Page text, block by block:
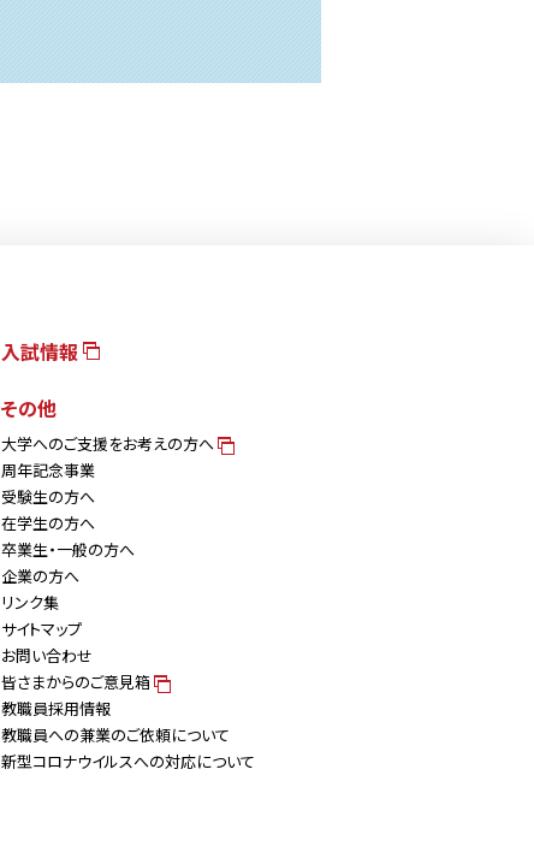
入試情報
その他
大学へのご支援をお考えの方へ
周年記念事業
受験生の方へ
在学生の方へ
卒業生・一般の方へ
企業の方へ
リンク集
サイトマップ
お問い合わせ
皆さまからのご意見箱
教職員採用情報
教職員への兼業のご依頼について
新型コロナウイルスへの対応について